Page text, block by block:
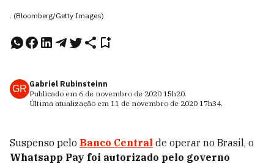
. (Bloomberg/Getty Images)
GR Gabriel Rubinsteinn
Publicado em 6 de novembro de 2020 15h20.
Última atualização em 11 de novembro de 2020 17h34.
Suspenso pelo Banco Central de operar no Brasil, o
Whatsapp Pay foi autorizado pelo governo